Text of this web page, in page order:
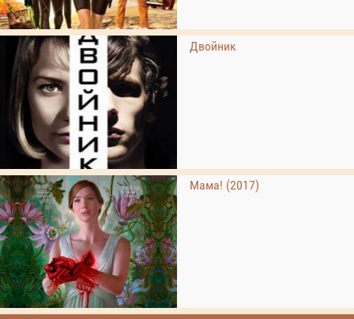
Двойник
Мама! (2017)